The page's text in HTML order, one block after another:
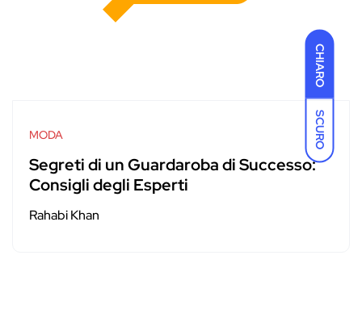
CHIARO
SCURO
MODA
Segreti di un Guardaroba di Successo:
Consigli degli Esperti
Rahabi Khan